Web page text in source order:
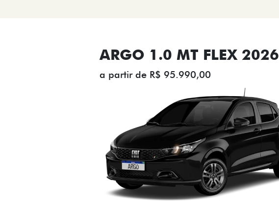
ARGO 1.0 MT FLEX 2026
a partir de R$ 95.990,00